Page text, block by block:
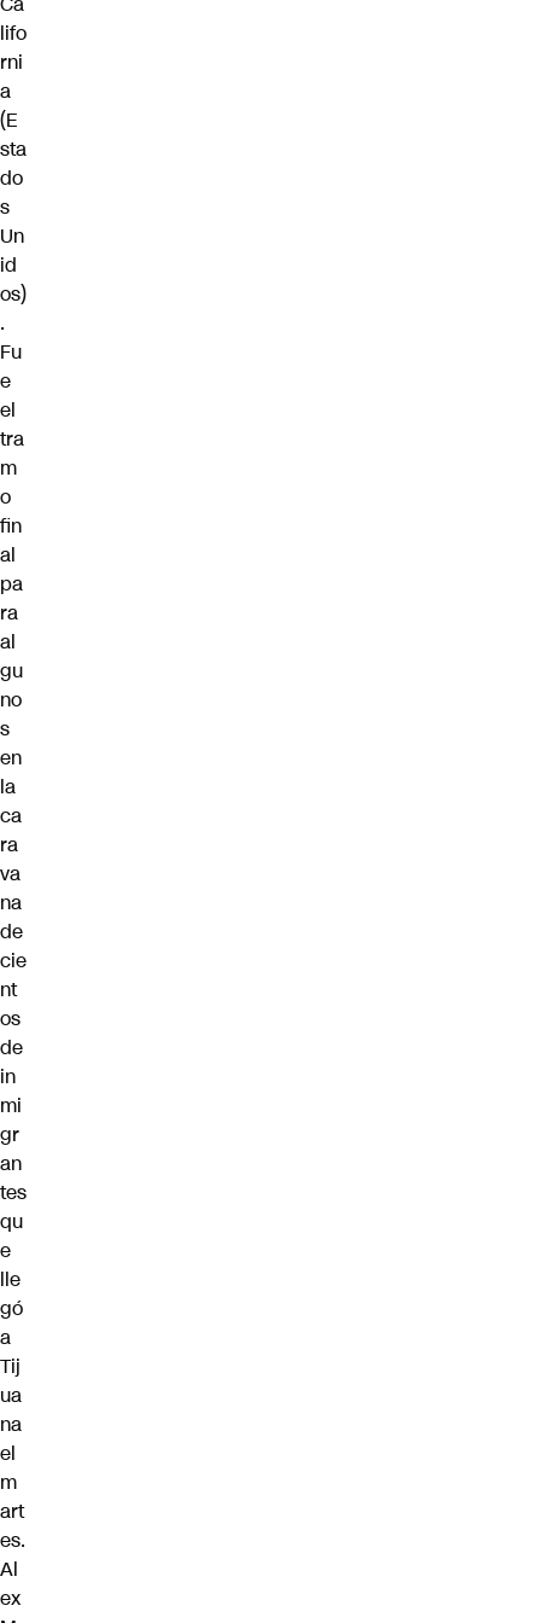
lifo
rni
a
(E
sta
do
s
Un
id
os)
.
Fu
e
el
tra
m
o
fin
al
pa
ra
al
gu
no
s
en
la
ca
ra
va
na
de
cie
nt
os
de
in
mi
gr
an
tes
qu
e
lle
gó
a
Tij
ua
na
el
m
art
es.
Al
ex